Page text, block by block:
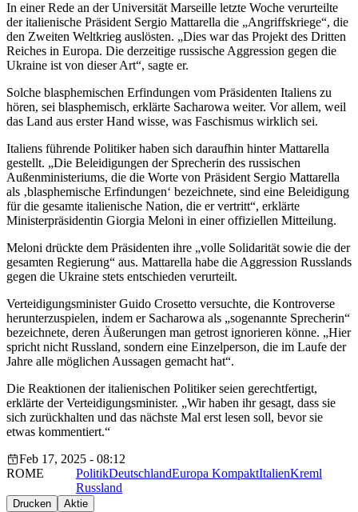
In einer Rede an der Universität Marseille letzte Woche verurteilte
der italienische Präsident Sergio Mattarella die „Angriffskriege“, die
den Zweiten Weltkrieg auslösten. „Dies war das Projekt des Dritten
Reiches in Europa. Die derzeitige russische Aggression gegen die
Ukraine ist von dieser Art“, sagte er.
Solche blasphemischen Erfindungen vom Präsidenten Italiens zu
hören, sei blasphemisch, erklärte Sacharowa weiter. Vor allem, weil
das Land aus erster Hand wisse, was Faschismus wirklich sei.
Italiens führende Politiker haben sich daraufhin hinter Mattarella
gestellt. „Die Beleidigungen der Sprecherin des russischen
Außenministeriums, die die Worte von Präsident Sergio Mattarella
als ‚blasphemische Erfindungen‘ bezeichnete, sind eine Beleidigung
für die gesamte italienische Nation, die er vertritt“, erklärte
Ministerpräsidentin Giorgia Meloni in einer offiziellen Mitteilung.
Meloni drückte dem Präsidenten ihre „volle Solidarität sowie die der
gesamten Regierung“ aus. Mattarella habe die Aggression Russlands
gegen die Ukraine stets entschieden verurteilt.
Verteidigungsminister Guido Crosetto versuchte, die Kontroverse
herunterzuspielen, indem er Sacharowa als „sogenannte Sprecherin“
bezeichnete, deren Äußerungen man getrost ignorieren könne. „Hier
spricht nicht Russland, sondern eine Einzelperson, die im Laufe der
Jahre alle möglichen Aussagen gemacht hat“.
Die Reaktionen der italienischen Politiker seien gerechtfertigt,
erklärte der Verteidigungsminister. „Wir haben ihr gesagt, dass sie
sich zurückhalten und das nächste Mal erst lesen soll, bevor sie
etwas kommentiert.“
Feb 17, 2025 - 08:12
ROME
PolitikDeutschlandEuropa KompaktItalienKreml
Russland
Drucken Aktie